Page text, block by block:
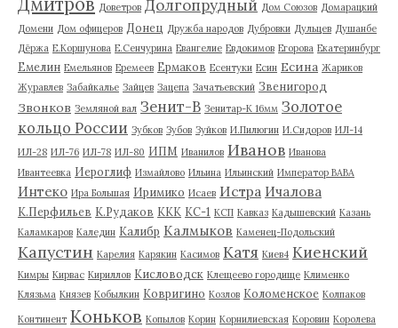
Доветров Долгопрудный Дом Союзов Домарацкий
Домени Дом офицеров Донец Дружба народов Дубровки Дульцев Душанбе
Дёржа Е.Коршунова Е.Сенчурина Евангелие Евдокимов Егорова Екатеринбург
Емелин Емельянов Еремеев Ермаков Есентуки Есин Есина Жариков
Журавлев Забайкалье Зайцев Зацепа Зачатьевский Звенигород
Звонков Земляной вал Зенит-В Зенитар-К 16мм Золотое
кольцо России Зубков Зубов Зуйков И.Пилюгин И.Сидоров ИЛ-14
ИЛ-28 ИЛ-76 ИЛ-78 ИЛ-80 ИПМ Иванилов Иванов Иванова
Ивантеевка Иероглиф Измайлово Ильина Ильинский Император ВАВА
Интеко Ира Большая Иримико Исаев Истра Ичалова
К.Перфильев К.Рудаков ККК КС-1 КСП Кавказ Кадышевский Казань
Каламкаров Каледин Калибр Калмыков Каменец-Подольский
Капустин Карелия Карякин Касимов Катя Киев4 Киенский
Кимры Кирвас Кириллов Кисловодск Клещеево городище Клименко
Клязьма Князев Кобылкин Ковригино Козлов Коломенское Колпаков
Континент Коньков Копылов Корин Корнилиевская Коровин Королева